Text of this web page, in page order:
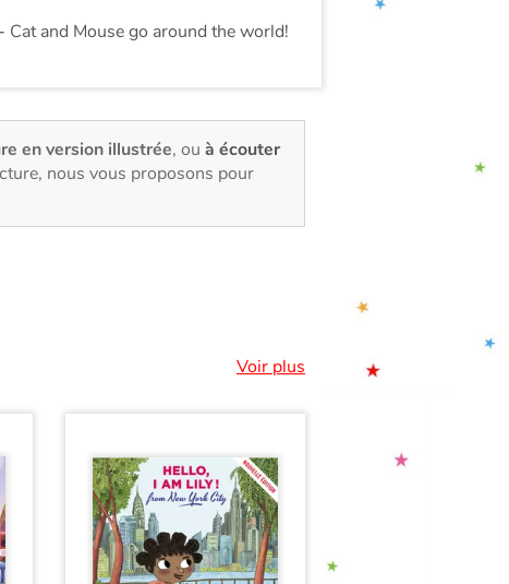
- Cat and Mouse go around the world!
en version illustrée, ou à écouter
nous vous proposons pour
Voir plus